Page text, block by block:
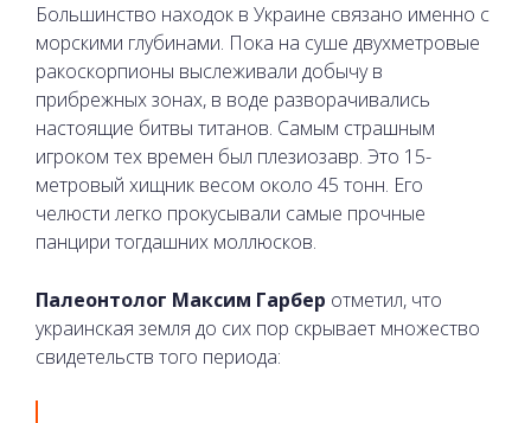
Большинство находок в Украине связано именно с
морскими глубинами. Пока на суше двухметровые
ракоскорпионы выслеживали добычу в
прибрежных зонах, в воде разворачивались
настоящие битвы титанов. Самым страшным
игроком тех времен был плезиозавр. Это 15-
метровый хищник весом около 45 тонн. Его
челюсти легко прокусывали самые прочные
панцири тогдашних моллюсков.
Палеонтолог Максим Гарбер отметил, что
украинская земля до сих пор скрывает множество
свидетельств того периода: